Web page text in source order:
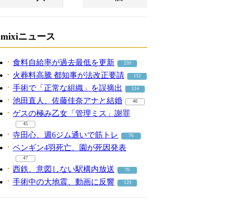
mixiニュース
食料自給率が過去最低を更新 259
火葬料高騰 都知事が法改正要請 112
手術で「正常な組織」を誤摘出 114
池田直人、佐藤佳奈アナと結婚 40
ゲスの極み乙女「管理ミス」謝罪
45
寺田心、週6ジム通いで筋トレ 76
ペンギン4羽死亡、園が死因発表
47
西鉄、意図しない駅構内放送 70
手術中の大地震、動画に反響 129